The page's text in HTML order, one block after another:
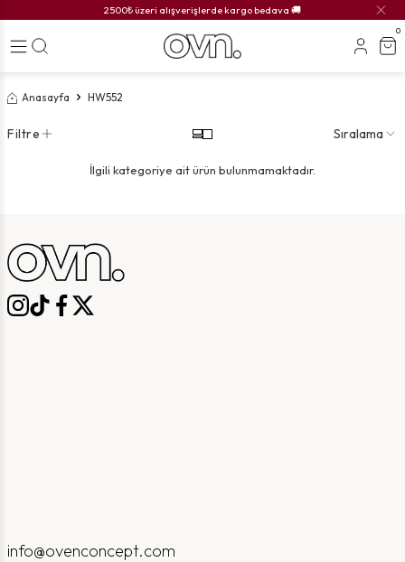
2500₺ üzeri alışverişlerde kargo bedava 🚚
0
Anasayfa HW552
Filtre Sıralama
İlgili kategoriye ait ürün bulunmamaktadır.
info@ovenconcept.com